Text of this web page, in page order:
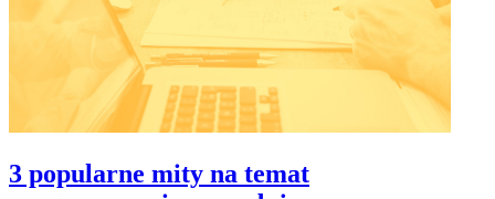
3 popularne mity na temat